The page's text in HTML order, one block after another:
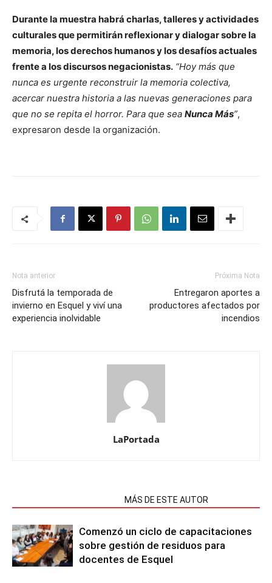
Durante la muestra habrá charlas, talleres y actividades
culturales que permitirán reflexionar y dialogar sobre la
memoria, los derechos humanos y los desafíos actuales
frente a los discursos negacionistas. “Hoy más que
nunca es urgente reconstruir la memoria colectiva,
acercar nuestra historia a las nuevas generaciones para
que no se repita el horror. Para que sea Nunca Más”,
expresaron desde la organización.
Nota anterior
Disfrutá la temporada de
invierno en Esquel y viví una
experiencia inolvidable
Próxima Nota
Entregaron aportes a
productores afectados por
incendios
LaPortada
MÁS DE ESTE AUTOR
Comenzó un ciclo de capacitaciones
sobre gestión de residuos para
docentes de Esquel